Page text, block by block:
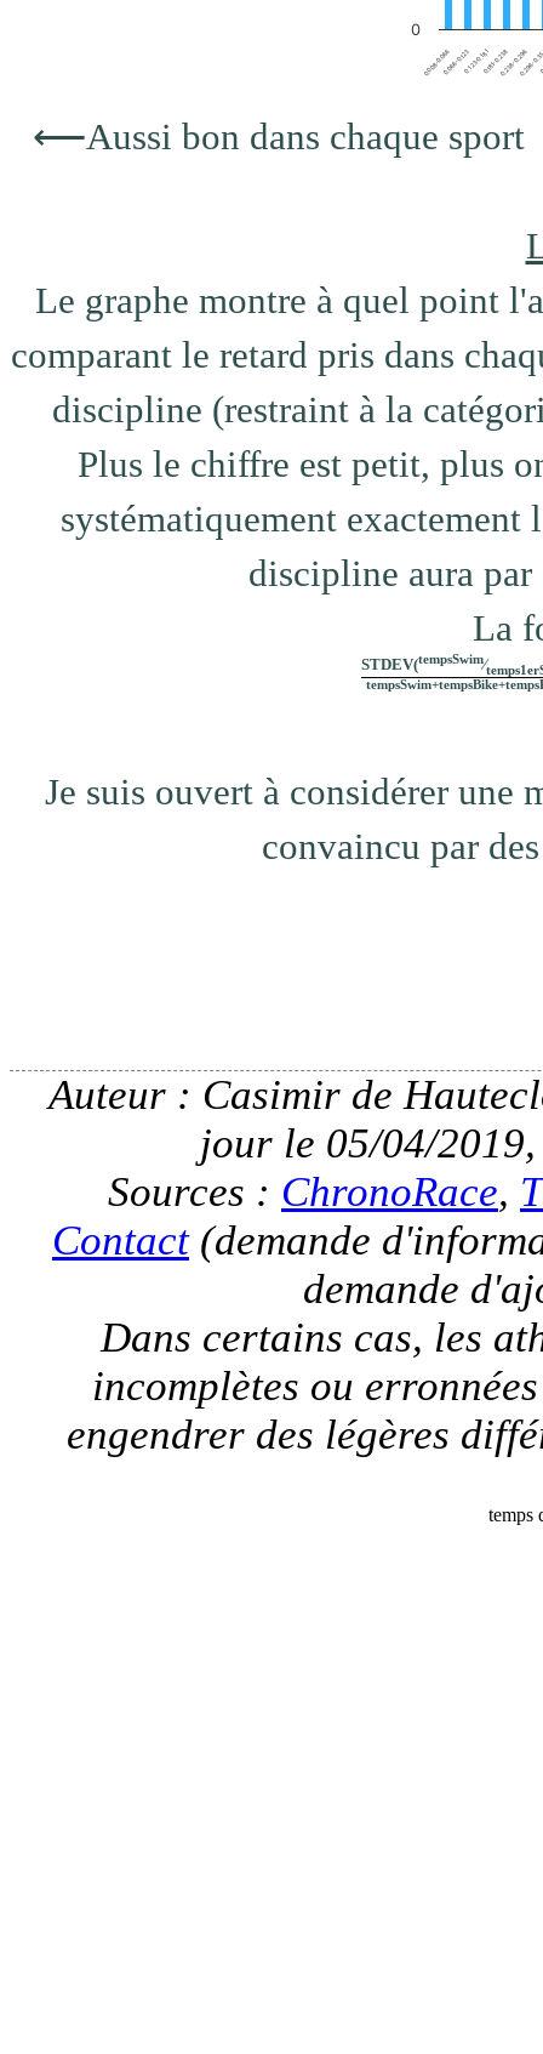
0.008-0.066 0.123-0.181 0.238-0.296
0.066-0.123 0.181-0.238 0.296-
0
⟵Aussi bon dans chaque
Le graphe montre à quel point
comparant le retard pris dans
discipline (restraint à la
Plus le chiffre est petit, plus
systématiquement exactement
discipline aura
La
STDEV(tempsSwim⁄
Je suis ouvert à considérer
convaincu par
Auteur : Casimir de
jour le 05/04/
Sources : ChronoRace,
Contact(demande
demande
Dans certains cas, les
incomplètes ou
engendrer des légères
temps